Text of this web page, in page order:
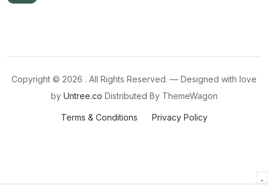
------------
Copyright © 2026 . All Rights Reserved. — Designed with love
by Untree.co Distributed By ThemeWagon
Terms & Conditions Privacy Policy